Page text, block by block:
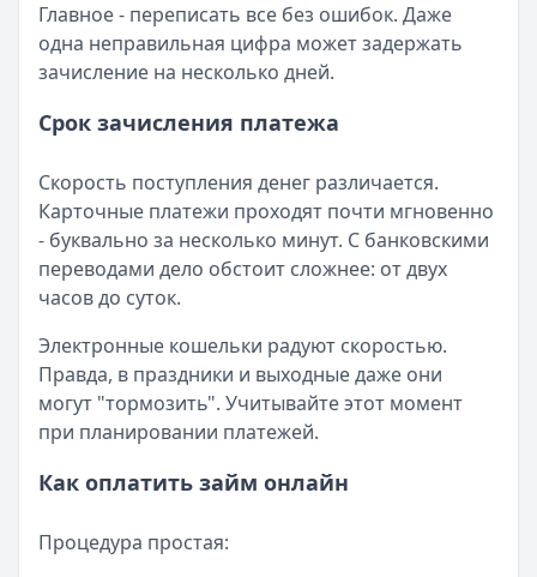
Главное - переписать все без ошибок. Даже
одна неправильная цифра может задержать
зачисление на несколько дней.
Срок зачисления платежа
Скорость поступления денег различается.
Карточные платежи проходят почти мгновенно
- буквально за несколько минут. С банковскими
переводами дело обстоит сложнее: от двух
часов до суток.
Электронные кошельки радуют скоростью.
Правда, в праздники и выходные даже они
могут "тормозить". Учитывайте этот момент
при планировании платежей.
Как оплатить займ онлайн
Процедура простая: